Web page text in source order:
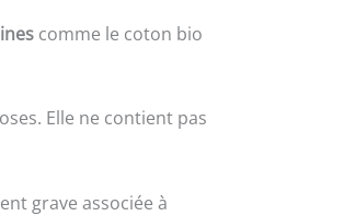
comme le coton bio
Elle ne contient pas
grave associée à